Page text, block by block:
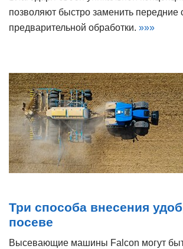
позволяют быстро заменить передние
предварительной обработки. »»»
Три способа внесения
посеве
Высевающие машины Falcon могут